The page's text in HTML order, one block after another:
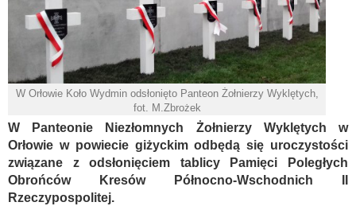
W Orłowie Koło Wydmin odsłonięto Panteon Żołnierzy Wyklętych,
fot. M.Zbrożek
W Panteonie Niezłomnych Żołnierzy Wyklętych w
Orłowie w powiecie giżyckim odbędą się uroczystości
związane z odsłonięciem tablicy Pamięci Poległych
Obrońców Kresów Północno-Wschodnich II
Rzeczypospolitej.